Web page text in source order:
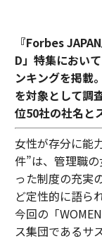
『Forbes
D」特集におい
ンキングを掲載
を対象として調
位50社の社名と
女性が存分に能
件”は、管理職
った制度の充実
ど定性的に語ら
今回の「
ス集団であるサ